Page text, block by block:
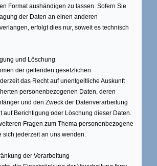
Format aushändigen zu lassen. Sofern Sie
der Daten an einen anderen
erfolgt dies nur, soweit es technisch
und Löschung
der geltenden gesetzlichen
das Recht auf unentgeltliche Auskunft
personenbezogenen Daten, deren
und den Zweck der Datenverarbeitung
auf Berichtigung oder Löschung dieser Daten.
Fragen zum Thema personenbezogene
sich jederzeit an uns wenden.
der Verarbeitung